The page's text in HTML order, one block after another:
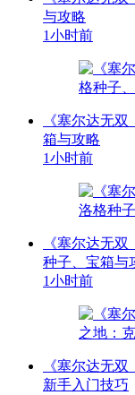
与攻略
1小时前
《塞尔达无
箱与攻略
1小时前
《塞尔达无
种子、宝箱与
1小时前
《塞尔达无
新手入门技巧